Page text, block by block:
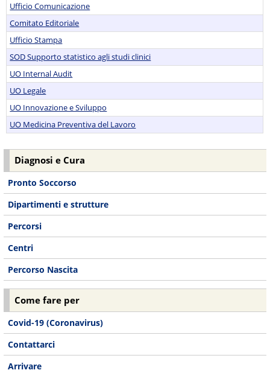
Ufficio Comunicazione
Comitato Editoriale
Ufficio Stampa
SOD Supporto statistico agli studi clinici
UO Internal Audit
UO Legale
UO Innovazione e Sviluppo
UO Medicina Preventiva del Lavoro
Diagnosi e Cura
Pronto Soccorso
Dipartimenti e strutture
Percorsi
Centri
Percorso Nascita
Come fare per
Covid-19 (Coronavirus)
Contattarci
Arrivare